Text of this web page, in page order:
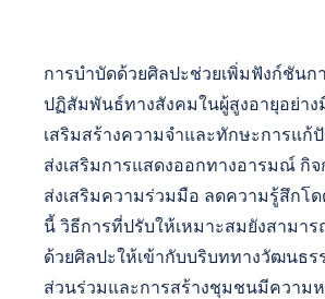
การบำบัดด้วยศิลปะช่วยเพิ่มฟังก์ชันก
ปฏิสัมพันธ์ทางสังคมในผู้สูงอายุอย่า
เสริมสร้างความจำและทักษะการแ
ส่งเสริมการแสดงออกทางอารมณ์ กิ
ส่งเสริมความร่วมมือ ลดความรู้สึกโด
นี้ วิธีการที่ปรับให้เหมาะสมยังสามา
ด้วยศิลปะให้เข้ากับบริบททางวัฒนธร
ส่วนร่วมและการสร้างชุมชนมีความ